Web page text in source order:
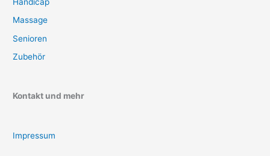
Massage
Senioren
Zubehör
Kontakt und mehr
Impressum